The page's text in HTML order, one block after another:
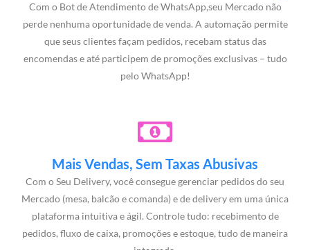
Com o Bot de Atendimento de WhatsApp,seu Mercado não
perde nenhuma oportunidade de venda. A automação permite
que seus clientes façam pedidos, recebam status das
encomendas e até participem de promoções exclusivas – tudo
pelo WhatsApp!
Mais Vendas, Sem Taxas Abusivas
Com o Seu Delivery, você consegue gerenciar pedidos do seu
Mercado (mesa, balcão e comanda) e de delivery em uma única
plataforma intuitiva e ágil. Controle tudo: recebimento de
pedidos, fluxo de caixa, promoções e estoque, tudo de maneira